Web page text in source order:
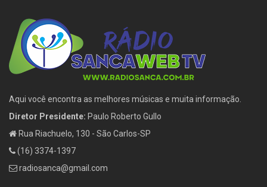
Aqui você encontra as melhores músicas e muita informação.
Diretor Presidente: Paulo Roberto Gullo
Rua Riachuelo, 130 - São Carlos-SP
(16) 3374-1397
radiosanca@gmail.com